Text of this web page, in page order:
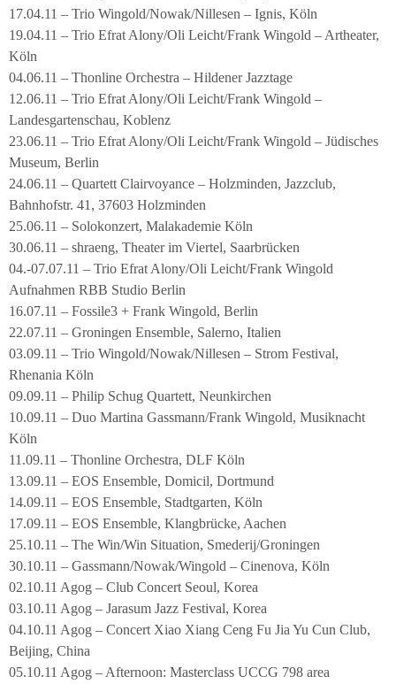
17.04.11 – Trio Wingold/Nowak/Nillesen – Ignis, Köln
19.04.11 – Trio Efrat Alony/Oli Leicht/Frank Wingold – Artheater,
Köln
04.06.11 – Thonline Orchestra – Hildener Jazztage
12.06.11 – Trio Efrat Alony/Oli Leicht/Frank Wingold –
Landesgartenschau, Koblenz
23.06.11 – Trio Efrat Alony/Oli Leicht/Frank Wingold – Jüdisches
Museum, Berlin
24.06.11 – Quartett Clairvoyance – Holzminden, Jazzclub,
Bahnhofstr. 41, 37603 Holzminden
25.06.11 – Solokonzert, Malakademie Köln
30.06.11 – shraeng, Theater im Viertel, Saarbrücken
04.-07.07.11 – Trio Efrat Alony/Oli Leicht/Frank Wingold
Aufnahmen RBB Studio Berlin
16.07.11 – Fossile3 + Frank Wingold, Berlin
22.07.11 – Groningen Ensemble, Salerno, Italien
03.09.11 – Trio Wingold/Nowak/Nillesen – Strom Festival,
Rhenania Köln
09.09.11 – Philip Schug Quartett, Neunkirchen
10.09.11 – Duo Martina Gassmann/Frank Wingold, Musiknacht
Köln
11.09.11 – Thonline Orchestra, DLF Köln
13.09.11 – EOS Ensemble, Domicil, Dortmund
14.09.11 – EOS Ensemble, Stadtgarten, Köln
17.09.11 – EOS Ensemble, Klangbrücke, Aachen
25.10.11 – The Win/Win Situation, Smederij/Groningen
30.10.11 – Gassmann/Nowak/Wingold – Cinenova, Köln
02.10.11 Agog – Club Concert Seoul, Korea
03.10.11 Agog – Jarasum Jazz Festival, Korea
04.10.11 Agog – Concert Xiao Xiang Ceng Fu Jia Yu Cun Club,
Beijing, China
05.10.11 Agog – Afternoon: Masterclass UCCG 798 area